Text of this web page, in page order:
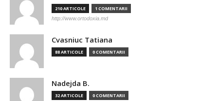
210 ARTICOLE 1 COMENTARII
http://www.ortodoxia.md
Cvasniuc Tatiana
88 ARTICOLE 0 COMENTARII
Nadejda B.
32 ARTICOLE 0 COMENTARII